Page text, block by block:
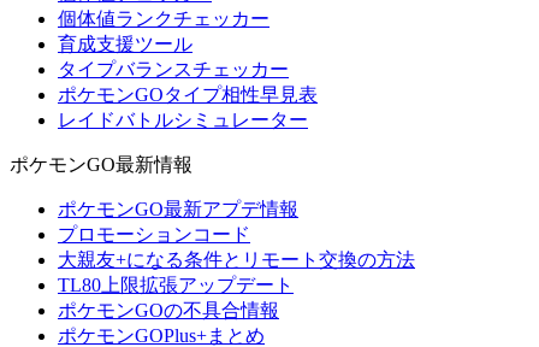
個体値ランクチェッカー
育成支援ツール
タイプバランスチェッカー
ポケモンGOタイプ相性早見表
レイドバトルシミュレーター
ポケモンGO最新情報
ポケモンGO最新アプデ情報
プロモーションコード
大親友+になる条件とリモート交換の方法
TL80上限拡張アップデート
ポケモンGOの不具合情報
ポケモンGOPlus+まとめ